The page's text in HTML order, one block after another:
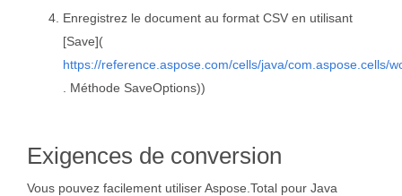
Enregistrez le document au format CSV en utilisant
[Save](
https://reference.aspose.com/cells/java/com.aspose.cells/
. Méthode SaveOptions))
Exigences de conversion
Vous pouvez facilement utiliser Aspose.Total pour Java